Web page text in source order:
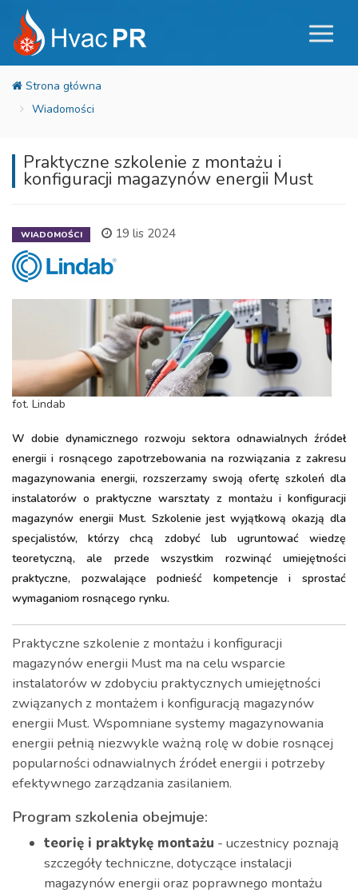
Wiadomości
Praktyczne szkolenie z montażu i
konfiguracji magazynów energii Must
WIADOMOŚCI 19 lis 2024
fot. Lindab
W dobie dynamicznego rozwoju sektora odnawialnych źródeł
energii i rosnącego zapotrzebowania na rozwiązania z zakresu
magazynowania energii, rozszerzamy swoją ofertę szkoleń dla
instalatorów o praktyczne warsztaty z montażu i konfiguracji
magazynów energii Must. Szkolenie jest wyjątkową okazją dla
specjalistów, którzy chcą zdobyć lub ugruntować wiedzę
teoretyczną, ale przede wszystkim rozwinąć umiejętności
praktyczne, pozwalające podnieść kompetencje i sprostać
wymaganiom rosnącego rynku.
Praktyczne szkolenie z montażu i konfiguracji
magazynów energii Must ma na celu wsparcie
instalatorów w zdobyciu praktycznych umiejętności
związanych z montażem i konfiguracją magazynów
energii Must. Wspomniane systemy magazynowania
energii pełnią niezwykle ważną rolę w dobie rosnącej
popularności odnawialnych źródeł energii i potrzeby
efektywnego zarządzania zasilaniem.
Program szkolenia obejmuje:
teorię i praktykę montażu - uczestnicy poznają
szczegóły techniczne, dotyczące instalacji
magazynów energii oraz poprawnego montażu